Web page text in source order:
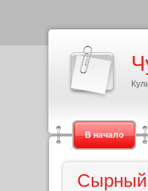
В начало
Сырный